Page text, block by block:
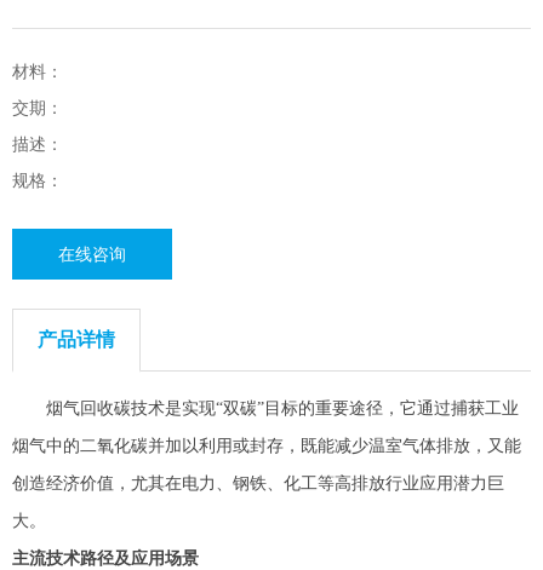
材料：
交期：
描述：
规格：
在线咨询
产品详情
烟气回收碳技术是实现“双碳”目标的重要途径， 它通过捕获工业
烟气中的二氧化碳并加以利用或封存，既能减少温室气体排放，又能
创造经济价值，尤其在电力、钢铁、化工等高排放行业应用潜力巨
大。
主流技术路径及应用场景